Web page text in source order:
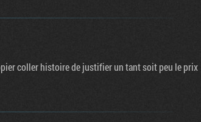
coller histoire de justifier un tant soit peu le prix